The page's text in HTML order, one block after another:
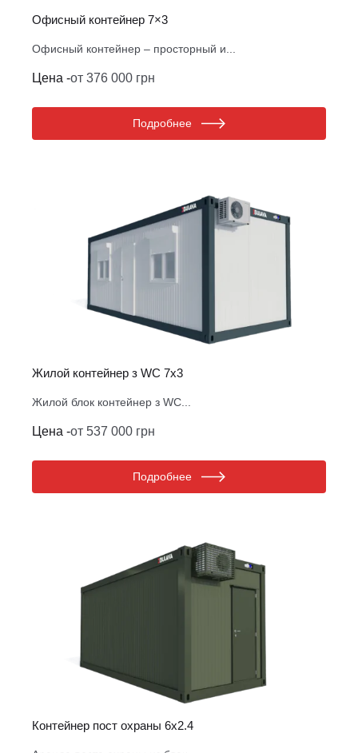
Офисный контейнер 7×3
Офисный контейнер – просторный и...
Цена -от 376 000 грн
Подробнее
Жилой контейнер з WC 7х3
Жилой блок контейнер з WC...
Цена -от 537 000 грн
Подробнее
Контейнер пост охраны 6х2.4